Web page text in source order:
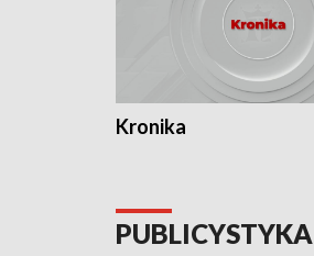
Kronika
PUBLICYSTYKA